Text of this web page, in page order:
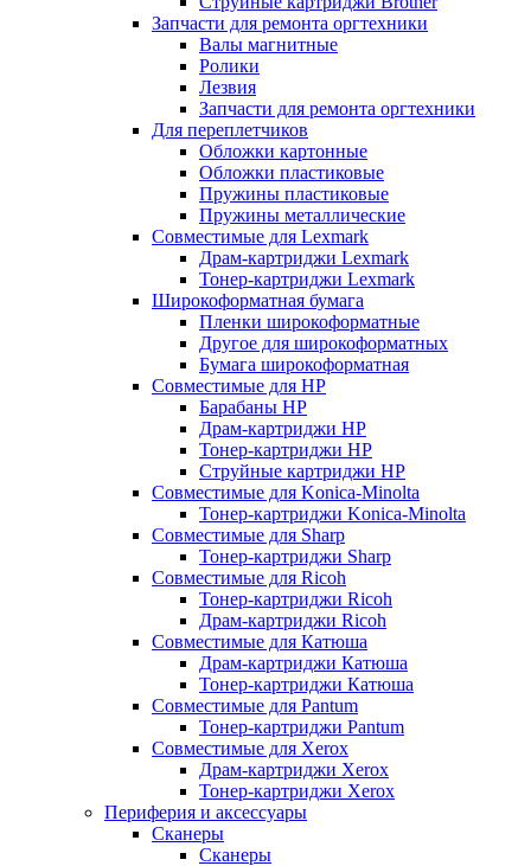
Запчасти для ремонта оргтехники
Валы магнитные
Ролики
Лезвия
Запчасти для ремонта оргтехники
Для переплетчиков
Обложки картонные
Обложки пластиковые
Пружины пластиковые
Пружины металлические
Совместимые для Lexmark
Драм-картриджи Lexmark
Тонер-картриджи Lexmark
Широкоформатная бумага
Пленки широкоформатные
Другое для широкоформатных
Бумага широкоформатная
Совместимые для HP
Барабаны HP
Драм-картриджи HP
Тонер-картриджи HP
Струйные картриджи HP
Совместимые для Konica-Minolta
Тонер-картриджи Konica-Minolta
Совместимые для Sharp
Тонер-картриджи Sharp
Совместимые для Ricoh
Тонер-картриджи Ricoh
Драм-картриджи Ricoh
Совместимые для Катюша
Драм-картриджи Катюша
Тонер-картриджи Катюша
Совместимые для Pantum
Тонер-картриджи Pantum
Совместимые для Xerox
Драм-картриджи Xerox
Тонер-картриджи Xerox
Периферия и аксессуары
Сканеры
Сканеры